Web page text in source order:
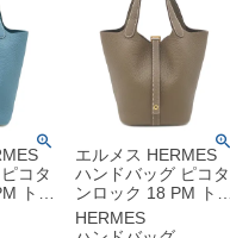
コタ
トリ
ニュ
ゴー
エルメス HERMES
ハンドバッグ ピコタ
ンロック 18 PM トリ
ヨンクレマンス エト
ゥープ ゴールド金具
HERMES